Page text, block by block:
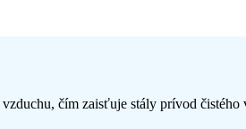
čím zaisťuje stály prívod čistého